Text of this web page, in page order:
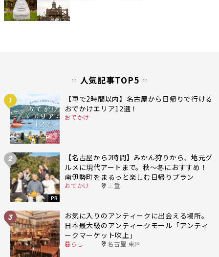
人気記事TOP5
1
【車で2時間以内】名古屋から日帰りで行ける
おでかけエリア12選！
おでかけ
2
PR
【名古屋から2時間】みかん狩りから、地元グ
ルメに現代アートまで。秋〜冬におすすめ！
南伊勢町をまるっと楽しむ日帰りプラン
おでかけ 三重
3
お気に入りのアンティークに出会える場所。
日本最大級のアンティークモール「アンティ
ークマーケット吹上」
暮らし 名古屋 東区